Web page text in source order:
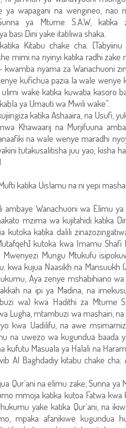
ya wapagani na wengineo, nao
ya Mtume S.A.W,
basi Dini yake itatiliwa shaka.
Kitabu chake cha: [Tabyiinu
mimi na nyinyi katika radhi zake
nyama za Wanachuoni
kufichua pazia la wale wenye
wake katika kuwatia kasoro
ya Umauti wa Mwili wake”.
katika Ashaaira, na Usufi,
Khawaarij na Murjifuuna
na wale wenye maradhi
tutakusalitisha juu yao, kisha
katika Uislamu na ni yepi
Wanachuoni wa Elimu
mzima wa kujitahidi katika
kutoka katika dalili
kutoka kwa Imamu Shafi
Mwenyezi Mungu Mtukufu
kwa kujua Naasikh na Mansuukh
Aya zenye mshabihiano
na ipi ya Madina, na
wa) kwa Hadithi za Mtume
Lugha, mtambuzi wa mashairi,
kwa Uadilifu, na awe
na uwezo wa kugundua baada
kufutu Masuala ya Halali na
Al Baghdadiy kitabu chake
Qur`ani na elimu zake, Sunna
mmoja katika kutoa Fatwa
yake katika Qur`ani, na
mpaka afanikiwe kugundua